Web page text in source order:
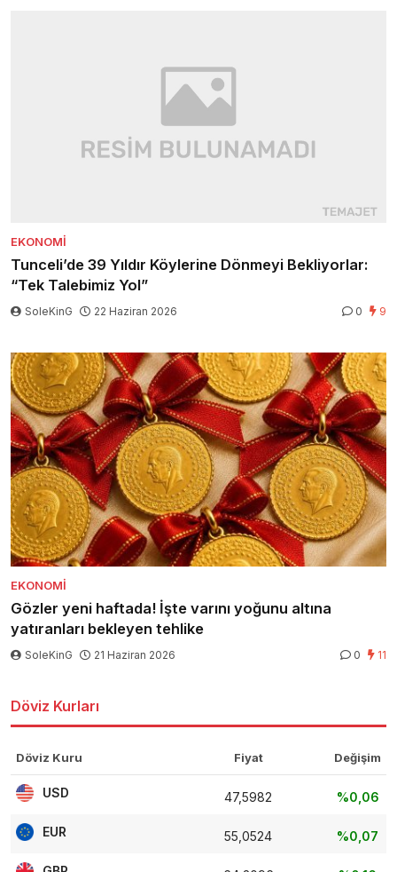
EKONOMI
Tunceli’de 39 Yıldır Köylerine Dönmeyi Bekliyorlar:
“Tek Talebimiz Yol”
SoleKinG 22 Haziran 2026 0 9
EKONOMI
Gözler yeni haftada! İşte varını yoğunu altına
yatıranları bekleyen tehlike
SoleKinG 21 Haziran 2026 0 11
Döviz Kurları
Döviz Kuru Fiyat Değişim
USD 47,5982 %0,06
EUR 55,0524 %0,07